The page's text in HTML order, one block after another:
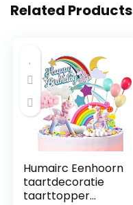
Related Products
Humairc Eenhoorn
taartdecoratie
taarttopper